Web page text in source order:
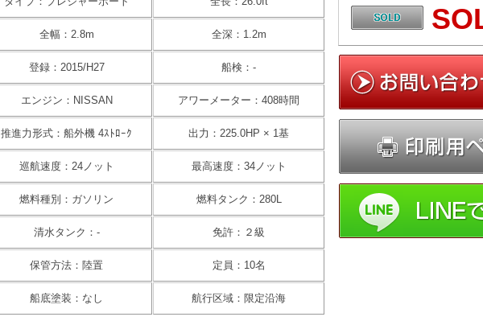
全幅：2.8m 全深：1.2m
登録：2015/H27 船検：-
エンジン：NISSAN アワーメーター：408時間
推進力形式：船外機 4ｽﾄﾛｰｸ 出力：225.0HP × 1基
巡航速度：24ノット 最高速度：34ノット
燃料種別：ガソリン 燃料タンク：280L
清水タンク：- 免許：２級
保管方法：陸置 定員：10名
船底塗装：なし 航行区域：限定沿海